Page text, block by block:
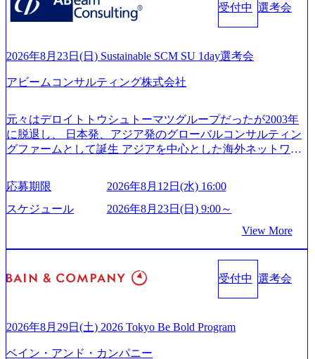
es/20251030164946_dc0888f6-0539-4887-84d7-34c8d8544226_1
200x666.webp 年間100億円規模の投資の元、10以上もの新規
能 社内転職が活発であり、多様なスキルを1社で身に着ける
ことが可能 事業開発・運用を内包かする「オールインハウ
ス」型の組織体。社内スカウトや社内公募制度を用いて主
165942_70f09968-1b27-43e6-b849-1cd107c4f488_1200x698.web
p ## 働き方／WLB／待遇 内装8億円超のかっこいいオフィ
スがあり、 働き甲斐のあるランキング、新卒注目ランキン
ため事業創造の自由度が高く、赤字事業でも投資して長期
的な成長を若手に任せられる環境 対面でのコミュニケーシ
ョンメリットを重視するため出社勤務。1日の労働時間平均
ア組織） 2026年8月22日(土) 10:00～最長16:00 2026年8月10
日(月) 16:00 ※応募者が定員を上回る場合は、厳正なる審査
の上参加者を決定させていただきます。ご了承ください。
● 当日の流れ 受付 → 会社説明会 → 面接(会社説明会終了
後、随時ご案内) ※全てリモートにて実施します。 ※参加
通常の選考フローと異なり、事前に適性検査をご受検いた
ションサーチになります。 ご経験やスキル、そして適性や
ンサルティング活動のみならず、2021年にはKDDIと合弁会
社「ARISE analytics」を設立し、人工知能とデータアナリテ
ジタル人材育成の支援も盛んに行う 採用資料 (https://www.ac
2/Accenture-Recruiting-Brochure.pdf#zoom=50) 女性の活躍につ
rs/corporate/document/women-brochure.pdf#zoom=50) 社員発信
のキャリアブログ (https://www.accenture.com/jp-ja/blogs/japan-
careers-blog) 江川社長が語る「105点経営」 (https://business.ni
kkei.com/atcl/gen/19/00604/021600008/) 規模拡大で成功する理
6218) 大手広告代理店出身者などマーケティングのトップ人
材が集結するワケ (https://markezine.jp/article/detail/45446) エン
ジニアからコンサルタントへ。会社に入って、何が変わっ
た？ (https://www.businessinsider.jp/post-288838) プラダ：ラグ
nture.com/jp-ja/case-studies/song/prada-luxury-product-customizati
on) 大正製薬：ITカーブアウト支援 (https://www.accenture.co
m/jp-ja/case-studies/consulting/taisho-pharmaceutical)（ストラテ
ジー & コンサルティング） ソフトバンク：初のオンライン
s://www.accenture.com/jp-ja/case-studies/communications-media/so
受付中 選考会
2026年8月23日(日) Sustainable SCM SU 1day選考会
アビームコンサルティング株式会社
元々はデロイトトウシュトーマツグループだったが2003年
に脱退し、 日本発、アジア発のグローバルコンサルティン
グファームとして誕生 アジアを中心とした海外ネットワー
供している日系最大級の総合コンサルティングファーム
『Build Beyond As One ®.』をブランドメッセージに掲げ、
企業や組織の変革を通じて社会や産業の課題を解決し、未
確実な実現と社会的価値及び経済的価値の追求にも貢献 NE
Cとの戦略的資本提携も実現して、現在はNECのグループ会
シングなどの専門知識と、豊富な経験を持つ約6,000名を超
えるプロフェッショナルを有する 金融、製造、流通、エネ
トとしている SAP領域においては日本市場No.1を誇り、全
定コンサルタント資格を取得している また、日本国内企業
応募期限
2026年8月12日(水) 16:00
スケジュール
2026年8月23日(日) 9:00～
View More
受付中 選考会
2026年8月29日(土) 2026 Tokyo Be Bold Program
ベイン・アンド・カンパニー